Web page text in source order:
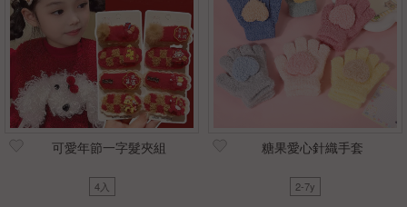
可愛年節一字髮夾組
4入
糖果愛心針織手套
2-7y